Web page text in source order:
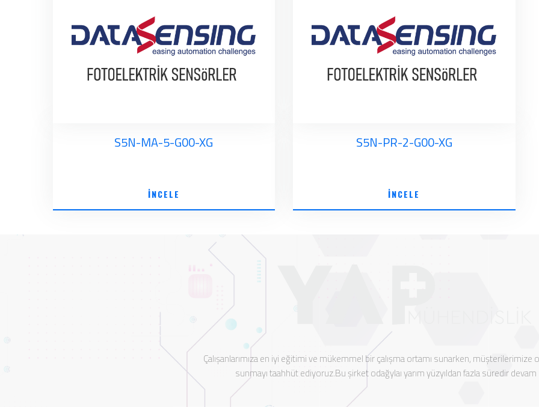
S5N-MA-5-G00-XG
İNCELE
S5N-PR-2-G00-XG
İNCELE
Çalışanlarımıza en iyi eğitimi ve mükemmel bir çalışma ortamı sunarken,
sunmayı taahhüt ediyoruz.Bu şirket odağylaı yarım yüzyıldan fazla süredir